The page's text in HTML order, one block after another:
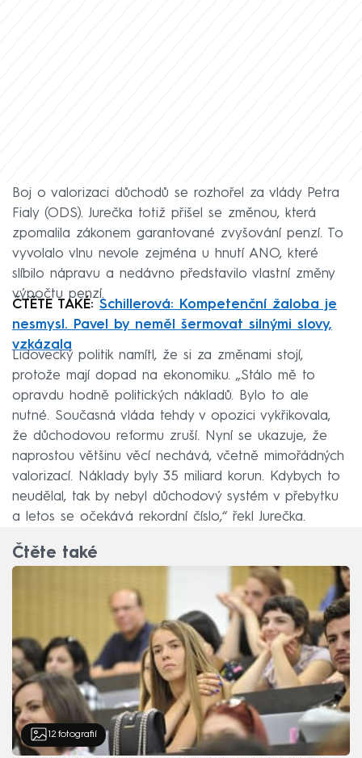
Boj o valorizaci důchodů se rozhořel za vlády Petra
Fialy (ODS). Jurečka totiž přišel se změnou, která
zpomalila zákonem garantované zvyšování penzí. To
vyvolalo vlnu nevole zejména u hnutí ANO, které
slíbilo nápravu a nedávno představilo vlastní změny
výpočtu penzí.
ČTĚTE TAKÉ: Schillerová: Kompetenční žaloba je
nesmysl. Pavel by neměl šermovat silnými slovy,
vzkázala
Lidovecký politik namítl, že si za změnami stojí,
protože mají dopad na ekonomiku. „Stálo mě to
opravdu hodně politických nákladů. Bylo to ale
nutné. Současná vláda tehdy v opozici vykřikovala,
že důchodovou reformu zruší. Nyní se ukazuje, že
naprostou většinu věcí nechává, včetně mimořádných
valorizací. Náklady byly 35 miliard korun. Kdybych to
neudělal, tak by nebyl důchodový systém v přebytku
a letos se očekává rekordní číslo,“ řekl Jurečka.
Čtěte také
12 fotografií